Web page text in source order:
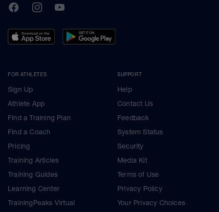
TrainingPeaks
FacebookInstagramYoutube
FOR ATHLETES
Sign Up
Athlete App
Find a Training Plan
Find a Coach
Pricing
Training Articles
Training Guides
Learning Center
TrainingPeaks Virtual
SUPPORT
Help
Contact Us
Feedback
System Status
Security
Media Kit
Terms of Use
Privacy Policy
Your Privacy Choices